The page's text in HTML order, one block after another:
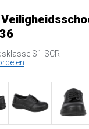
S1-SCR